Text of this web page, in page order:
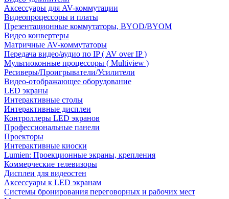
Аксессуары для AV-коммутации
Видеопроцессоры и платы
Презентационные коммутаторы, BYOD/BYOM
Видео конвертеры
Матричные AV-коммутаторы
Передача видео/аудио по IP ( AV over IP )
Мультиоконные процессоры ( Multiview )
Ресиверы/Проигрыватели/Усилители
Видео-отображающее оборудование
LED экраны
Интерактивные столы
Интерактивные дисплеи
Контроллеры LED экранов
Профессиональные панели
Проекторы
Интерактивные киоски
Lumien: Проекционные экраны, крепления
Коммерческие телевизоры
Дисплеи для видеостен
Аксессуары к LED экранам
Системы бронирования переговорных и рабочих мест